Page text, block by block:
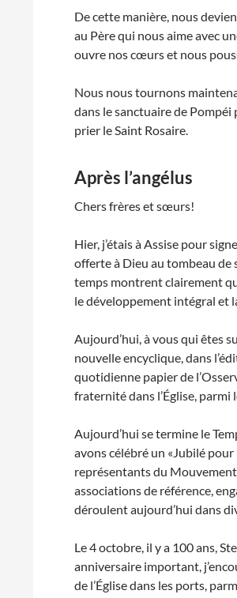
De cette manière, nous
au Père qui nous aime avec
ouvre nos cœurs et nous
Nous nous tournons
dans le sanctuaire de Pompéi
prier le Saint Rosaire.
Après l’angélus
Chers frères et sœurs!
Hier, j’étais à Assise pour
offerte à Dieu au tombeau de
temps montrent clairement
le développement intégral et
Aujourd’hui, à vous qui êtes
nouvelle encyclique, dans
quotidienne papier de
fraternité dans l’Église,
Aujourd’hui se termine le
avons célébré un «Jubilé pour
représentants du
associations de référence,
déroulent aujourd’hui dans
Le 4 octobre, il y a 100 ans,
anniversaire important,
de l’Église dans les ports,